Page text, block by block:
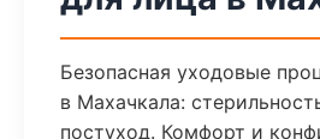
Безопасная уходовые
в Махачкала:
постуход. Комфорт и